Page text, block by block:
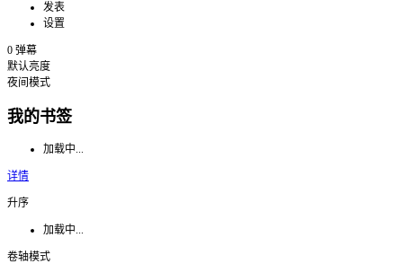
发表
设置
0 弹幕
默认亮度
夜间模式
我的书签
加载中...
详情
升序
加载中...
卷轴模式